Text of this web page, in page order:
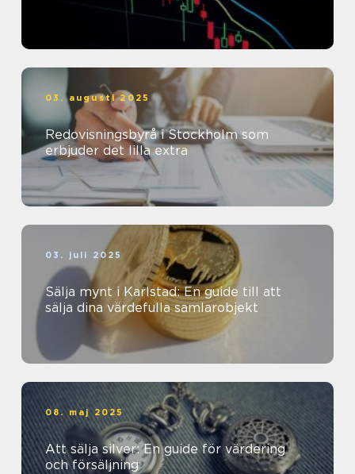
03. augusti 2025
Redovisningsbyrå i Stockholm som
erbjuder det lilla extra
03. juli 2025
Sälja mynt i Karlstad: En guide till att
sälja dina värdefulla samlarobjekt
08. maj 2025
Att sälja silver: En guide för värdering
och försäljning